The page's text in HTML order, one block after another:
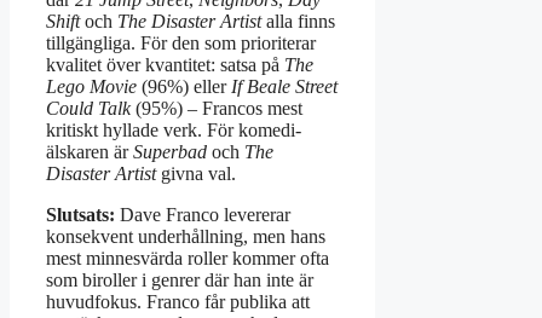
Shiftoch The Disaster Artistalla finns
tillgängliga. För den som prioriterar
kvalitet över kvantitet: satsa på The
Lego Movie (96%) eller If Beale Street
Could Talk(95%) – Francos mest
kritiskt hyllade verk. För komedi­
älskaren ärSuperbad och The
Disaster Artistgivna val.
Slutsats: Dave Franco levererar
konsekvent underhållning, men hans
mest minnesvärda roller kommer ofta
som biroller i genrer där han inte är
huvudfokus. Franco får publika att